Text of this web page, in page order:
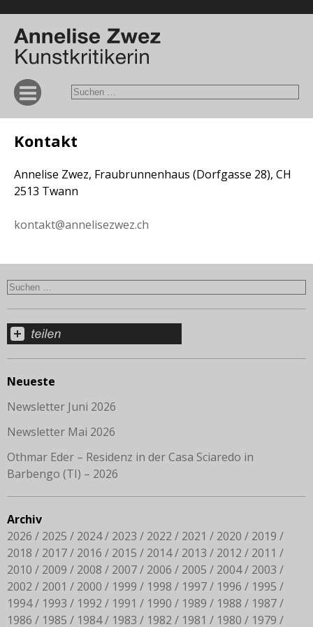
Kontakt
Annelise Zwez, Fraubrunnenhaus (Dorfgasse 28), CH
2513 Twann
kontakt@annelisezwez.ch
Neueste
Newsletter Juni 2026
Newsletter Mai 2026
Othmar Eder – Residenz in der Casa Sciaredo in
Barbengo (TI) – 2026
Archiv
2026
2025 2024 2023 2022 2021 2020
2019
2018
2017 2016 2015 2014 2013 2012
2011
2010
2009 2008 2007 2006 2005 2004
2003
2002
2001 2000 1999 1998 1997 1996
1995
1994
1993 1992 1991 1990 1989 1988
1987
1986
1985 1984 1983 1982 1981 1980 1979